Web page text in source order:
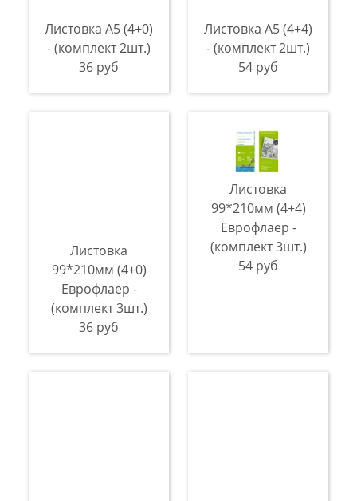
Листовка А5 (4+0)
- (комплект 2шт.)
36 руб
Листовка А5 (4+4)
- (комплект 2шт.)
54 руб
Листовка
99*210мм (4+0)
Еврофлаер -
(комплект 3шт.)
36 руб
Листовка
99*210мм (4+4)
Еврофлаер -
(комплект 3шт.)
54 руб